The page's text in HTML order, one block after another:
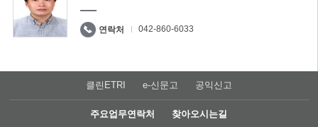
연락처 042-860-6033
클린ETRI e-신문고 공익신고
주요업무연락처 찾아오시는길